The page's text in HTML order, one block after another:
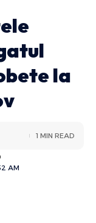
la
AM
1 MIN READ